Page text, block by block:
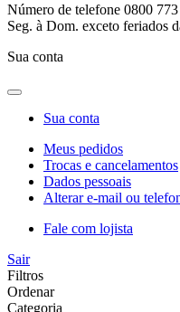
Número de telefone 0800
Seg. à Dom. exceto feriados
Sua conta
Sua conta
Meus pedidos
Trocas e cancelamentos
Dados pessoais
Alterar e-mail ou
Fale com lojista
Sair
Filtros
Ordenar
Categoria